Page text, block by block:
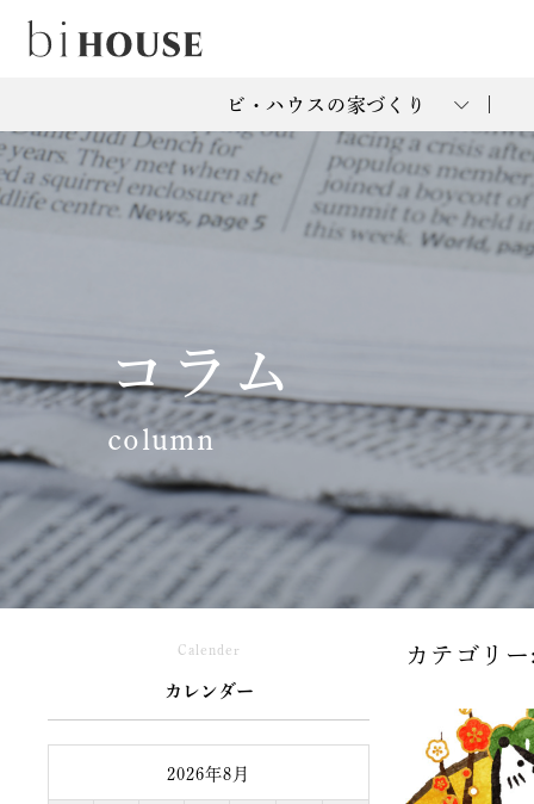
ビ・ハウスの家づくり
コラム
column
カテゴリ
Calender
カレンダー
2026年8月